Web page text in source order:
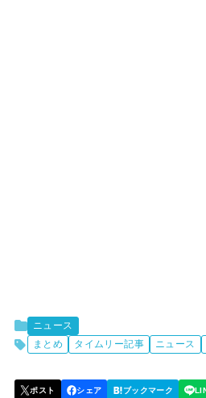
ニュース
まとめ
タイムリー記事 ニュース